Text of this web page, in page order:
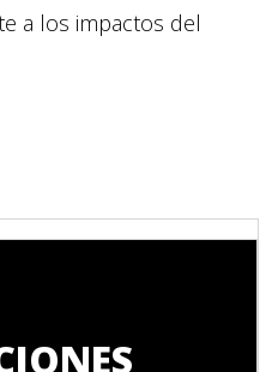
a los impactos del